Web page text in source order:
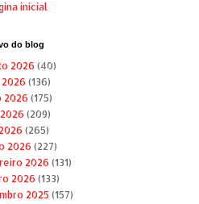
inicial
do blog
2026 (40)
(136)
2026 (175)
(209)
(265)
2026 (227)
2026 (131)
2026 (133)
2025 (157)